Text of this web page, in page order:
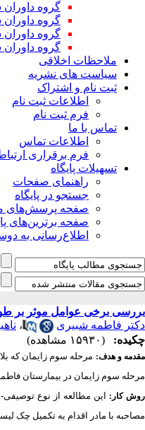
گروه داوران
گروه داوران
گروه داوران
گروه داوران
ملاحظات اخلاقی
سیاست های نشریه
ثبت نام و اشتراک
اطلاعات ثبت نام
فرم ثبت نام
تماس با ما
اطلاعات تماس
فرم برقراری
تسهیلات پایگاه
راهنمای صفحات
جستجو در پایگاه
صفحه پرسش‌های
صفحه برترین‌های
اطلاع‌رسانی به
بررسی برخی عوامل موثر بر
دکتر فاطمه شبیری
،
چکیده:
(۱۵۹۳۰ مشاهده)
مقدمه و هدف: مرحله سوم زایمان که
مرحله سوم زایمان در بیمارستان
روش کار:
مصاحبه با مادر اقدام به تکمیل چک